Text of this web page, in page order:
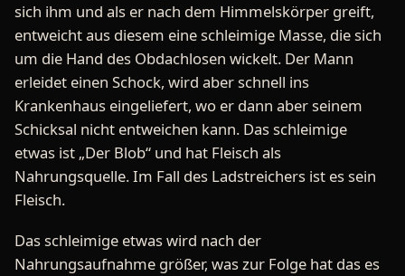
sich ihm und als er nach dem Himmelskörper greift,
entweicht aus diesem eine schleimige Masse, die sich
um die Hand des Obdachlosen wickelt. Der Mann
erleidet einen Schock, wird aber schnell ins
Krankenhaus eingeliefert, wo er dann aber seinem
Schicksal nicht entweichen kann. Das schleimige
etwas ist „Der Blob“ und hat Fleisch als
Nahrungsquelle. Im Fall des Ladstreichers ist es sein
Fleisch.
Das schleimige etwas wird nach der
Nahrungsaufnahme größer, was zur Folge hat das es